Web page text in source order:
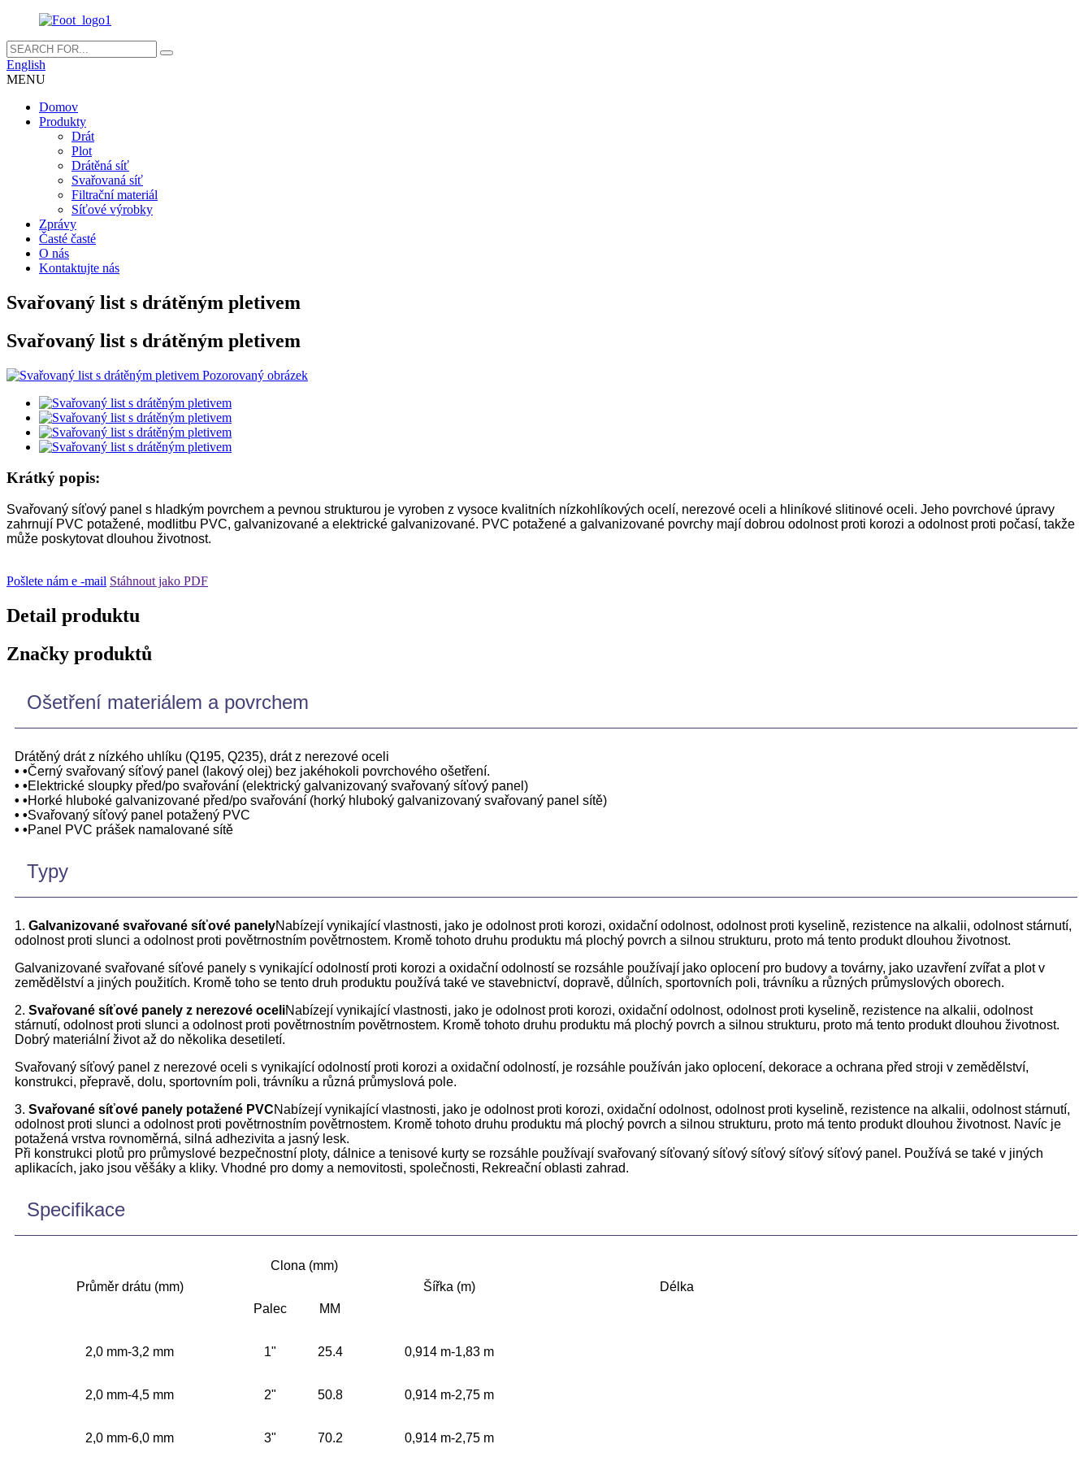
English
MENU
Domov
Produkty
Drát
Plot
Drátěná síť
Svařovaná síť
Filtrační materiál
Síťové výrobky
Zprávy
Časté časté
O nás
Kontaktujte nás
Svařovaný list s drátěným pletivem
Svařovaný list s drátěným pletivem
Krátký popis:
Svařovaný síťový panel s hladkým povrchem a pevnou strukturou je vyroben z vysoce kvalitních nízkohlíkových ocelí, nerezové oceli a hliníkové slitinové oceli. Jeho povrchové úpravy
zahrnují PVC potažené, modlitbu PVC, galvanizované a elektrické galvanizované. PVC potažené a galvanizované povrchy mají dobrou odolnost proti korozi a odolnost proti počasí, takže
může poskytovat dlouhou životnost.
Pošlete nám e -mail Stáhnout jako PDF
Detail produktu
Značky produktů
Ošetření materiálem a povrchem
Drátěný drát z nízkého uhlíku (Q195, Q235), drát z nerezové oceli
• •Černý svařovaný síťový panel (lakový olej) bez jakéhokoli povrchového ošetření.
• •Elektrické sloupky před/po svařování (elektrický galvanizovaný svařovaný síťový panel)
• •Horké hluboké galvanizované před/po svařování (horký hluboký galvanizovaný svařovaný panel sítě)
• •Svařovaný síťový panel potažený PVC
• •Panel PVC prášek namalované sítě
Typy
1. Galvanizované svařované síťové panelyNabízejí vynikající vlastnosti, jako je odolnost proti korozi, oxidační odolnost, odolnost proti kyselině, rezistence na alkalii, odolnost stárnutí,
odolnost proti slunci a odolnost proti povětrnostním povětrnostem. Kromě tohoto druhu produktu má plochý povrch a silnou strukturu, proto má tento produkt dlouhou životnost.
Galvanizované svařované síťové panely s vynikající odolností proti korozi a oxidační odolností se rozsáhle používají jako oplocení pro budovy a továrny, jako uzavření zvířat a plot v
zemědělství a jiných použitích. Kromě toho se tento druh produktu používá také ve stavebnictví, dopravě, důlních, sportovních poli, trávníku a různých průmyslových oborech.
2. Svařované síťové panely z nerezové oceliNabízejí vynikající vlastnosti, jako je odolnost proti korozi, oxidační odolnost, odolnost proti kyselině, rezistence na alkalii, odolnost
stárnutí, odolnost proti slunci a odolnost proti povětrnostním povětrnostem. Kromě tohoto druhu produktu má plochý povrch a silnou strukturu, proto má tento produkt dlouhou životnost.
Dobrý materiální život až do několika desetiletí.
Svařovaný síťový panel z nerezové oceli s vynikající odolností proti korozi a oxidační odolností, je rozsáhle používán jako oplocení, dekorace a ochrana před stroji v zemědělství,
konstrukci, přepravě, dolu, sportovním poli, trávníku a různá průmyslová pole.
3. Svařované síťové panely potažené PVCNabízejí vynikající vlastnosti, jako je odolnost proti korozi, oxidační odolnost, odolnost proti kyselině, rezistence na alkalii, odolnost stárnutí,
odolnost proti slunci a odolnost proti povětrnostním povětrnostem. Kromě tohoto druhu produktu má plochý povrch a silnou strukturu, proto má tento produkt dlouhou životnost. Navíc je
potažená vrstva rovnoměrná, silná adhezivita a jasný lesk.
Při konstrukci plotů pro průmyslové bezpečnostní ploty, dálnice a tenisové kurty se rozsáhle používají svařovaný síťovaný síťový síťový síťový síťový panel. Používá se také v jiných
aplikacích, jako jsou věšáky a kliky. Vhodné pro domy a nemovitosti, společnosti, Rekreační oblasti zahrad.
Specifikace
Průměr drátu (mm)
Clona (mm)
Šířka (m)
Délka
Palec
MM
2,0 mm-3,2 mm 1" 25.4 0,914 m-1,83 m
2,0 mm-4,5 mm 2" 50.8 0,914 m-2,75 m
2,0 mm-6,0 mm 3" 70.2 0,914 m-2,75 m